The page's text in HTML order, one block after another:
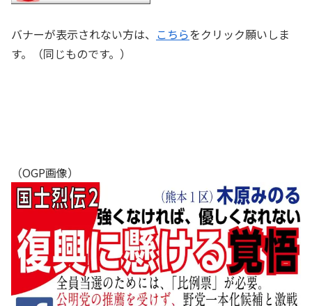
バナーが表示されない方は、 こちらをクリック願いしま
す。（同じものです。）
（OGP画像）